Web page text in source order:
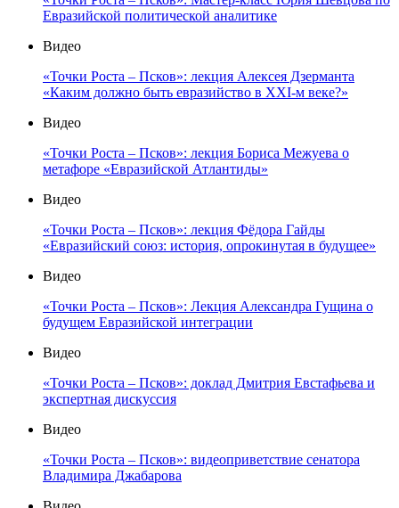
Евразийской политической аналитике
Видео
«Точки Роста – Псков»: лекция Алексея Дзерманта
«Каким должно быть евразийство в XXI-м веке?»
Видео
«Точки Роста – Псков»: лекция Бориса Межуева о
метафоре «Евразийской Атлантиды»
Видео
«Точки Роста – Псков»: лекция Фёдора Гайды
«Евразийский союз: история, опрокинутая в будущее»
Видео
«Точки Роста – Псков»: Лекция Александра Гущина о
будущем Евразийской интеграции
Видео
«Точки Роста – Псков»: доклад Дмитрия Евстафьева и
экспертная дискуссия
Видео
«Точки Роста – Псков»: видеоприветствие сенатора
Владимира Джабарова